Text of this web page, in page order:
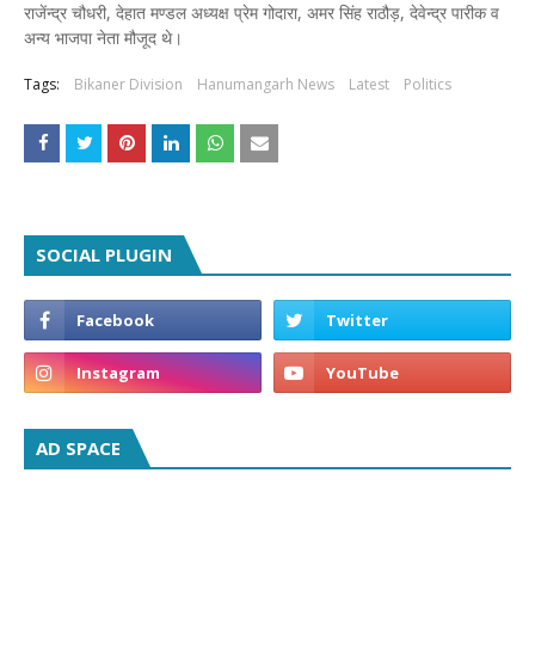
राजेंन्द्र चौधरी, देहात मण्डल अध्यक्ष प्रेम गोदारा, अमर सिंह राठौड़, देवेन्द्र पारीक व
अन्य भाजपा नेता मौजूद थे।
Tags: Bikaner Division Hanumangarh News Latest Politics
SOCIAL PLUGIN
AD SPACE